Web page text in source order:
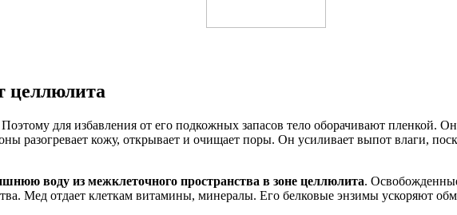
целлюлита
для избавления от его подкожных запасов тело оборачивают пленкой.
разогревает кожу, открывает и очищает поры. Он усиливает выпот влаги,
воду из межклеточного пространства в зоне целлюлита.
Мед отдает клеткам витамины, минералы. Его белковые энзимы ускоряют